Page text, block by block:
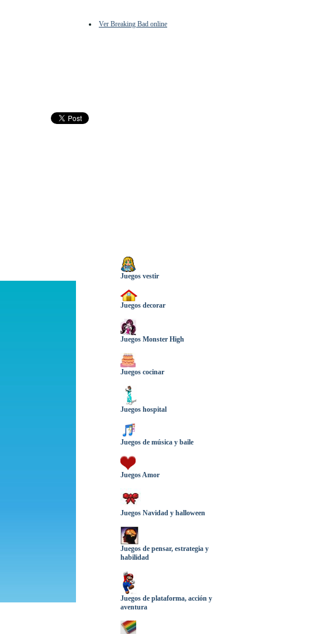
Ver Breaking Bad online
Juegos vestir
Juegos decorar
Juegos Monster High
Juegos cocinar
Juegos hospital
Juegos de música y baile
Juegos Amor
Juegos Navidad y halloween
Juegos de pensar, estrategia y
habilidad
Juegos de plataforma, acción y
aventura